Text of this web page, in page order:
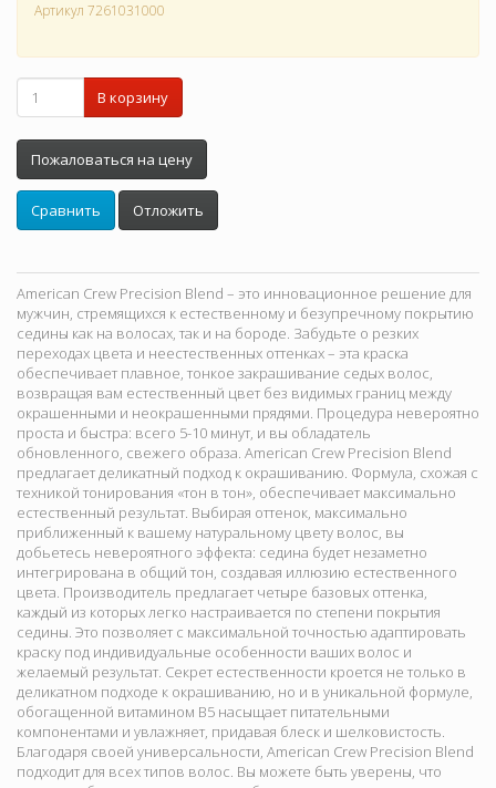
Артикул 7261031000
В корзину
Пожаловаться на цену
Сравнить Отложить
American Crew Precision Blend – это инновационное решение для
мужчин, стремящихся к естественному и безупречному покрытию
седины как на волосах, так и на бороде. Забудьте о резких
переходах цвета и неестественных оттенках – эта краска
обеспечивает плавное, тонкое закрашивание седых волос,
возвращая вам естественный цвет без видимых границ между
окрашенными и неокрашенными прядями. Процедура невероятно
проста и быстра: всего 5-10 минут, и вы обладатель
обновленного, свежего образа. American Crew Precision Blend
предлагает деликатный подход к окрашиванию. Формула, схожая с
техникой тонирования «тон в тон», обеспечивает максимально
естественный результат. Выбирая оттенок, максимально
приближенный к вашему натуральному цвету волос, вы
добьетесь невероятного эффекта: седина будет незаметно
интегрирована в общий тон, создавая иллюзию естественного
цвета. Производитель предлагает четыре базовых оттенка,
каждый из которых легко настраивается по степени покрытия
седины. Это позволяет с максимальной точностью адаптировать
краску под индивидуальные особенности ваших волос и
желаемый результат. Секрет естественности кроется не только в
деликатном подходе к окрашиванию, но и в уникальной формуле,
обогащенной витамином B5 насыщает питательными
компонентами и увлажняет, придавая блеск и шелковистость.
Благодаря своей универсальности, American Crew Precision Blend
подходит для всех типов волос. Вы можете быть уверены, что